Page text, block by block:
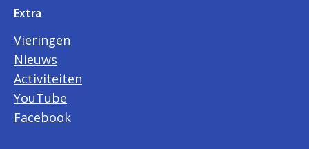
Extra
Vieringen
Nieuws
Activiteiten
YouTube
Facebook